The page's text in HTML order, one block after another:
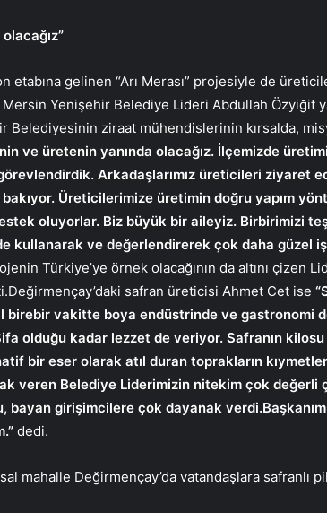
etabına gelinen “Arı Merası” projesiyle de
Yenişehir Belediye Lideri Abdullah Özyiğit
Belediyesinin ziraat mühendislerinin kırsalda,
ve üretenin yanında olacağız. İlçemizde
Arkadaşlarımız üreticileri ziyaret
bakıyor. Üreticilerimize üretimin doğru yapım
oluyorlar. Biz büyük bir aileyiz. Birbirimizi
kullanarak ve değerlendirerek çok daha güzel
Türkiye’ye örnek olacağının da altını çizen
safran üreticisi Ahmet Cet ise
birebir vakitte boya endüstrinde ve gastronomi
olduğu kadar lezzet de veriyor. Safranın
bir eser olarak atıl duran toprakların
veren Belediye Liderimizin nitekim çok değerli
bayan girişimcilere çok dayanak
dedi.
mahalle Değirmençay’da vatandaşlara safranlı